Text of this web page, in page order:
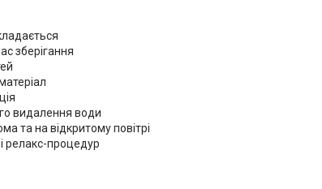
зберігання
видалення води
та на відкритому повітрі
релакс-процедур